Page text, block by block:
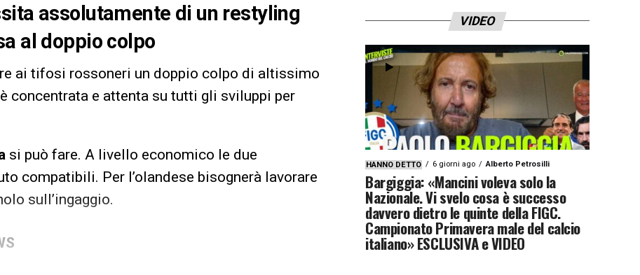
assolutamente di un restyling
al doppio colpo
ai tifosi rossoneri un doppio colpo di altissimo
concentrata e attenta su tutti gli sviluppi per
si può fare. A livello economico le due
compatibili. Per l’olandese bisognerà lavorare
sull’ingaggio.
VIDEO
HANNO DETTO 6 giorni ago Alberto Petrosilli
Bargiggia: «Mancini voleva solo la
Nazionale. Vi svelo cosa è successo
davvero dietro le quinte della FIGC.
Campionato Primavera male del calcio
italiano» ESCLUSIVA e VIDEO